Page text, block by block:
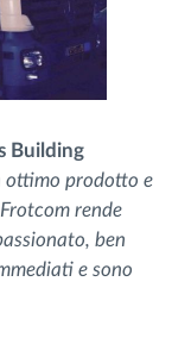
Building
ottimo prodotto e
rende
ben
e sono